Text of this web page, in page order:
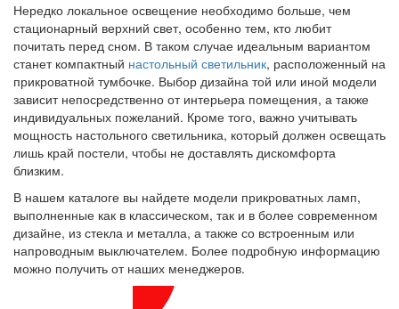
Нередко локальное освещение необходимо больше, чем
стационарный верхний свет, особенно тем, кто любит
почитать перед сном. В таком случае идеальным вариантом
станет компактный настольный светильник, расположенный на
прикроватной тумбочке. Выбор дизайна той или иной модели
зависит непосредственно от интерьера помещения, а также
индивидуальных пожеланий. Кроме того, важно учитывать
мощность настольного светильника, который должен освещать
лишь край постели, чтобы не доставлять дискомфорта
близким.
В нашем каталоге вы найдете модели прикроватных ламп,
выполненные как в классическом, так и в более современном
дизайне, из стекла и металла, а также со встроенным или
напроводным выключателем. Более подробную информацию
можно получить от наших менеджеров.